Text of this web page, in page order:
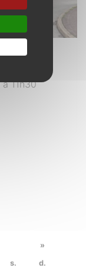
11h30
»
s. d.